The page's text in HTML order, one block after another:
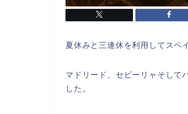
夏休みと三連休を利用してスペ
マドリード、セビーリャそして
した。